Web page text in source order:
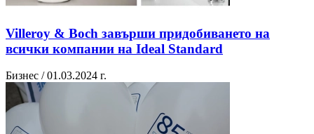
Villeroy & Boch завърши придобиването на
всички компании на Ideal Standard
Бизнес / 01.03.2024 г.